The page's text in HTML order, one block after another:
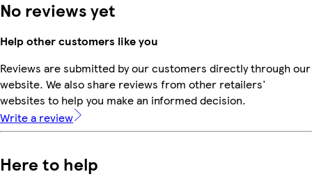
No reviews yet
Help other customers like you
Reviews are submitted by our customers directly through our
website. We also share reviews from other retailers'
websites to help you make an informed decision.
Write a review
Here to help